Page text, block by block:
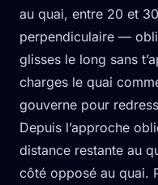
au quai, entre 20 et
perpendiculaire —
glisses le long sans
charges le quai
gouverne pour
Depuis l’approche
distance restante au
côté opposé au quai.